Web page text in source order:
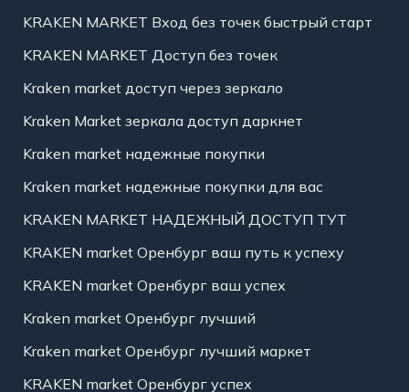
KRAKEN MARKET Вход без точек быстрый старт
KRAKEN MARKET Доступ без точек
Kraken market доступ через зеркало
Kraken Market зеркала доступ даркнет
Kraken market надежные покупки
Kraken market надежные покупки для вас
KRAKEN MARKET НАДЕЖНЫЙ ДОСТУП ТУТ
KRAKEN market Оренбург ваш путь к успеху
KRAKEN market Оренбург ваш успех
Kraken market Оренбург лучший
Kraken market Оренбург лучший маркет
KRAKEN market Оренбург успех